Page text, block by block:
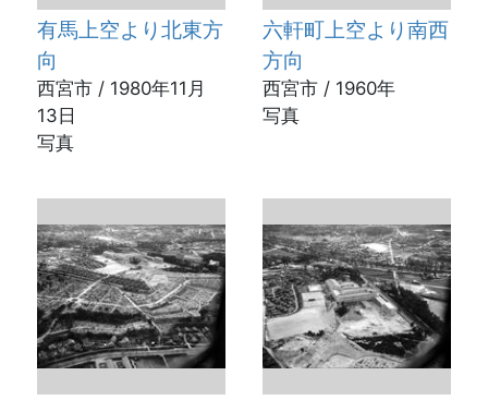
有馬上空より北東方
向
西宮市 / 1980年11月
13日
写真
六軒町上空より南西
方向
西宮市 / 1960年
写真